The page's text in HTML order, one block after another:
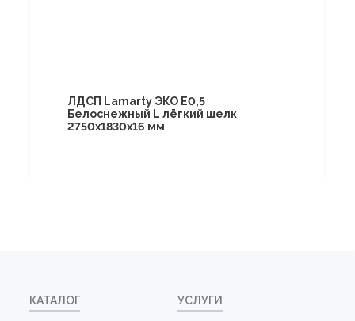
ЛДСП Lamarty ЭКО E0,5
Белоснежный L лёгкий шелк
2750х1830х16 мм
КАТАЛОГ УСЛУГИ